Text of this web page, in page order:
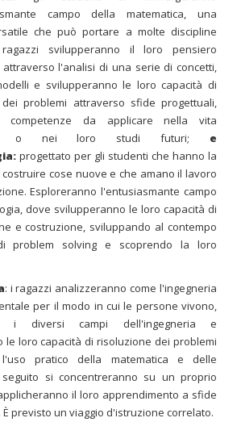
campo della matematica, una
che può portare a molte discipline
svilupperanno il loro pensiero
attraverso l'analisi di una serie di concetti,
e svilupperanno le loro capacità di
problemi attraverso sfide progettuali,
competenze da applicare nella vita
o nei loro studi futuri; e
progettato per gli studenti che hanno la
cose nuove e che amano il lavoro
Esploreranno l'entusiasmante campo
dove svilupperanno le loro capacità di
e costruzione, sviluppando al contempo
problem solving e scoprendo la loro
: i ragazzi analizzeranno come l'ingegneria
per il modo in cui le persone vivono,
i diversi campi dell'ingegneria e
le loro capacità di risoluzione dei problemi
l'uso pratico della matematica e delle
seguito si concentreranno su un proprio
il loro apprendimento a sfide
È previsto un viaggio d'istruzione correlato.